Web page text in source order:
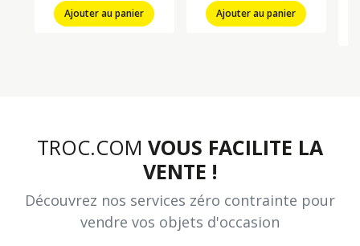
Ajouter au panier Ajouter au panier
TROC.COM VOUS FACILITE LA
VENTE !
Découvrez nos services zéro contrainte pour
vendre vos objets d'occasion